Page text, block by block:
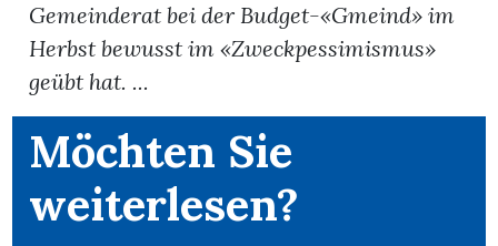
Newsletter
App
Gemeinderat bei der Budget-«Gmeind» im
Herbst bewusst im «Zweckpessimismus»
geübt hat. ...
Möchten Sie
weiterlesen?